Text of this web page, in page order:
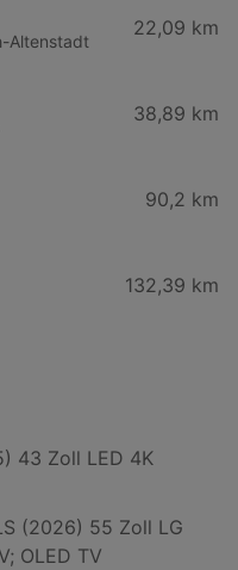
Altenstadt
22,09 km
38,89 km
90,2 km
132,39 km
43 Zoll LED 4K
(2026) 55 Zoll LG
OLED TV